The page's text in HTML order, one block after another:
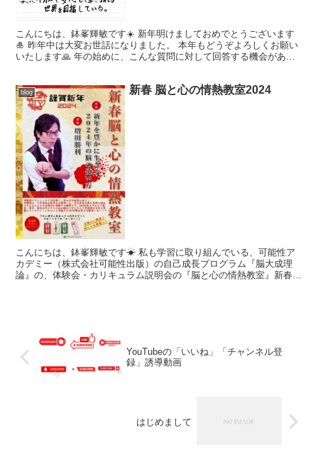
こんにちは、鉢峯輝敏です☀️ 新年明けましておめでとうございます
🎍 昨年中は大変お世話になりました。 本年もどうぞよろしくお願い
いたします🙏 年の始めに、こんな質問に対して回答する機会があり
blog 新春 脳と心の情熱教室2024
こんにちは、鉢峯輝敏です☀ 私も学習に取り組んでいる、可能性ア
カデミー（株式会社可能性出版）の自己成長プログラム『脳大成理
論』の、体験会・カリキュラム説明会の『脳と心の情熱教室』新春講
YouTubeの「いいね」「チャンネル登
録」誘導動画
はじめまして